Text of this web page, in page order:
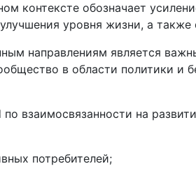
контексте обозначает
уровня жизни, а
направлениям является
в области политики и
взаимосвязанности на
потребителей;